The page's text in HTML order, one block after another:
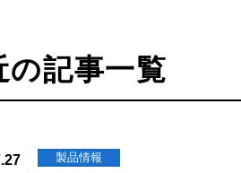
の記事一覧
製品情報